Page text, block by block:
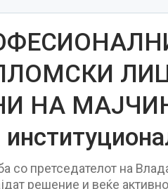
НА
со претседателот на
решение и веќе